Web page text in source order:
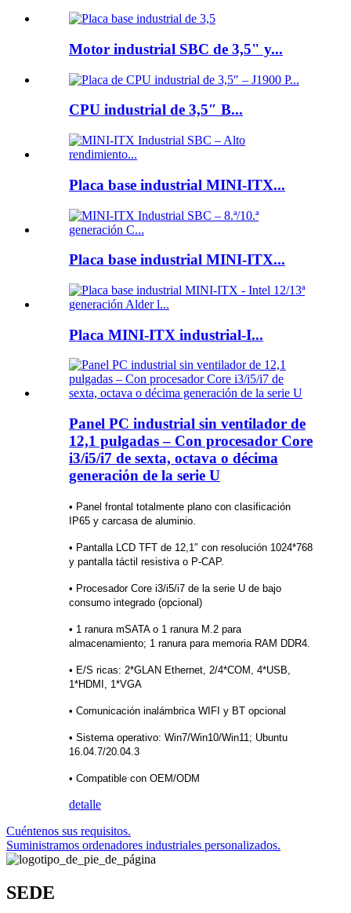
Motor industrial SBC de 3,5" y...
CPU industrial de 3,5″ B...
Placa base industrial MINI-ITX...
Placa base industrial MINI-ITX...
Placa MINI-ITX industrial-I...
Panel PC industrial sin ventilador de
12,1 pulgadas – Con procesador Core
i3/i5/i7 de sexta, octava o décima
generación de la serie U
• Panel frontal totalmente plano con clasificación
IP65 y carcasa de aluminio.
• Pantalla LCD TFT de 12,1″ con resolución 1024*768
y pantalla táctil resistiva o P-CAP.
• Procesador Core i3/i5/i7 de la serie U de bajo
consumo integrado (opcional)
• 1 ranura mSATA o 1 ranura M.2 para
almacenamiento; 1 ranura para memoria RAM DDR4.
• E/S ricas: 2*GLAN Ethernet, 2/4*COM, 4*USB,
1*HDMI, 1*VGA
• Comunicación inalámbrica WIFI y BT opcional
• Sistema operativo: Win7/Win10/Win11; Ubuntu
16.04.7/20.04.3
• Compatible con OEM/ODM
detalle
Cuéntenos sus requisitos.
Suministramos ordenadores industriales personalizados.
SEDE